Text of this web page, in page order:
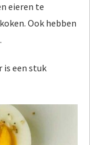
eieren te
Ook hebben
is een stuk